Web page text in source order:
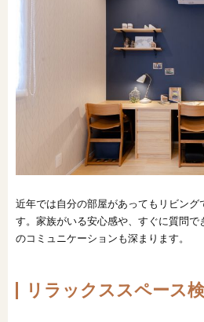
近年では自分の部屋があってもリビング
す。家族がいる安心感や、すぐに質問で
のコミュニケーションも深まります。
リラックススペース